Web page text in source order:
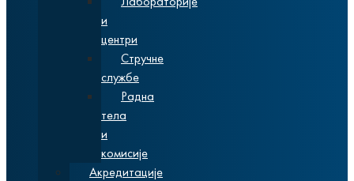
и
центри
Стручне
службе
Радна
тела
и
комисије
Акредитације